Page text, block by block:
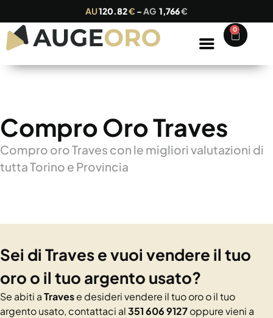
AU120.82€ –AG 1,766€
0
Compro Oro Traves
Compro oro Traves con le migliori valutazioni di
tutta Torino e Provincia
Sei di Traves e vuoi vendere il tuo
oro o il tuo argento usato?
Se abiti aTravese desideri vendere il tuo oro o il tuo
argento usato, contattaci al351 606 9127oppure vieni a